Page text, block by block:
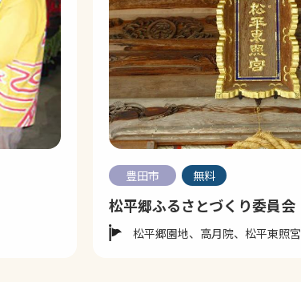
豊田市 無料
松平郷ふるさとづくり委員会
松平郷園地、高月院、松平東照宮